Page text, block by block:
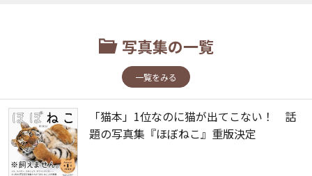
写真集の一覧
一覧をみる
「猫本」1位なのに猫が出てこない！ 話
題の写真集『ほぼねこ』重版決定